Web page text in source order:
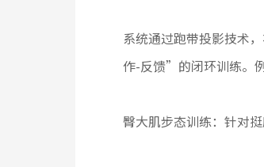
系统通过跑带投影技术
作-反馈”的闭环训练。例
臀大肌步态训练：针对